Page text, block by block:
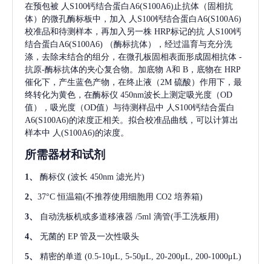
在预包被 人S100钙结合蛋白A6(S100A6)止抗体（固相抗
体）的微孔酶标板中，加入 人S100钙结合蛋白A6(S100A6)
校准品和待测样本，再加入另一株 HRP标记的抗 人S100钙
结合蛋白A6(S100A6)
（酶标抗体），经过温育与充分洗
涤，去除未结合的组分，在微孔板固相表面形成固相抗体 -
抗原-酶标抗体的夹心复合物。加底物 A和 B，底物在 HRP
催化下，产生蓝色产物，在终止液（2M 硫酸）作用下，最
终转化为黄色，在酶标仪 450nm波长上测定吸光度（OD
值），吸光度（OD值）与待测样品中 人S100钙结合蛋白
A6(S100A6)的浓度正相关。拟合校准品曲线，可以计算出
样本中 人(S100A6)的浓度。
所需器材和试剂
1、 酶标仪 (波长 450nm 滤光片)
2、 37°C 恒温箱(不推荐使用细胞用 CO2 培养箱)
3、 自动洗板机或多道移液器 /5ml 滴管(手工洗板用)
4、 无菌的 EP 管及一次性吸头
5、 精密的单道 (0.5-10μL, 5-50μL, 20-200μL, 200-1000μL)